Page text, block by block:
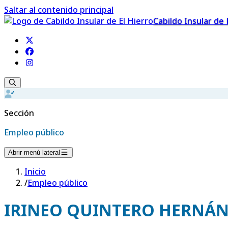
Saltar al contenido principal
Cabildo Insular de
Sección
Empleo público
Abrir menú lateral
Inicio
/Empleo público
IRINEO QUINTERO